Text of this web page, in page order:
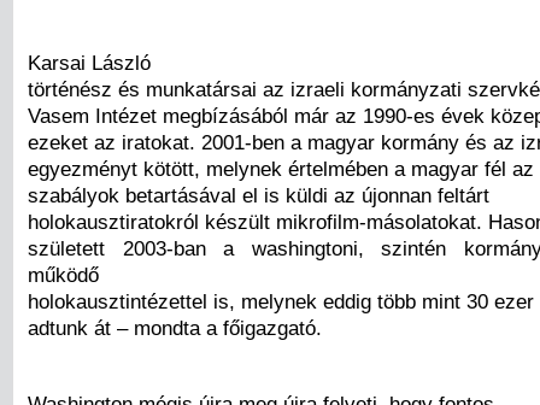
Karsai László
történész és munkatársai az izraeli kormányzati
Vasem Intézet megbízásából már az 1990-es évek
ezeket az iratokat. 2001-ben a magyar kormány és az
egyezményt kötött, melynek értelmében a magyar fél az
szabályok betartásával el is küldi az újonnan feltárt
holokausztiratokról készült mikrofilm-másolatokat.
született 2003-ban a washingtoni, szintén
működő
holokausztintézettel is, melynek eddig több mint 30
adtunk át – mondta a főigazgató.